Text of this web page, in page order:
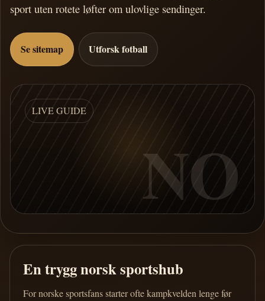
sport uten rotete løfter om ulovlige sendinger.
Se sitemap Utforsk fotball
LIVE GUIDE
NO
En trygg norsk sportshub
For norske sportsfans starter ofte kampkvelden lenge før